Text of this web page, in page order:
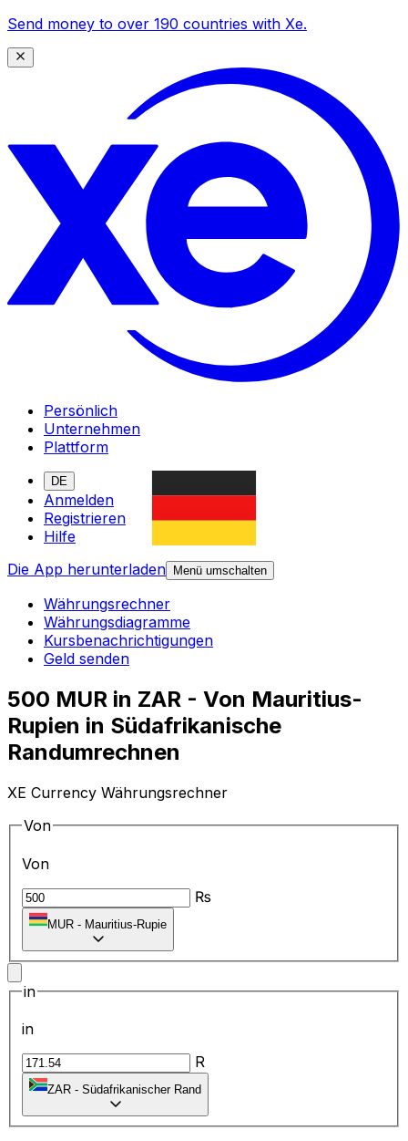
Send money to over 190 countries with Xe.
Persönlich
Unternehmen
Plattform
DE
Anmelden
Registrieren
Hilfe
Die App herunterladen
Menü umschalten
Währungsrechner
Währungsdiagramme
Kursbenachrichtigungen
Geld senden
500 MUR in ZAR - Von Mauritius-
Rupien in Südafrikanische
Randumrechnen
XE Currency Währungsrechner
Von
Von
₨
MUR - Mauritius-Rupie
in
in
R
ZAR - Südafrikanischer Rand